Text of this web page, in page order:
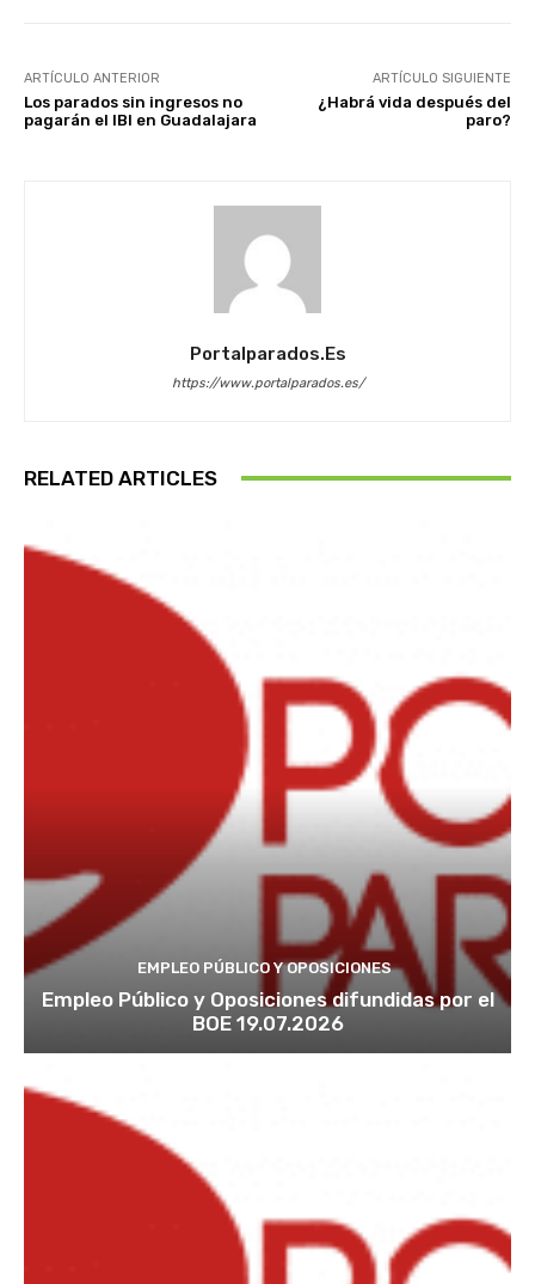
ARTÍCULO ANTERIOR
Los parados sin ingresos no
pagarán el IBI en Guadalajara
ARTÍCULO SIGUIENTE
¿Habrá vida después del
paro?
Portalparados.es
https://www.portalparados.es/
RELATED ARTICLES
EMPLEO PÚBLICO Y OPOSICIONES
Empleo Público y Oposiciones difundidas por el
BOE 19.07.2026